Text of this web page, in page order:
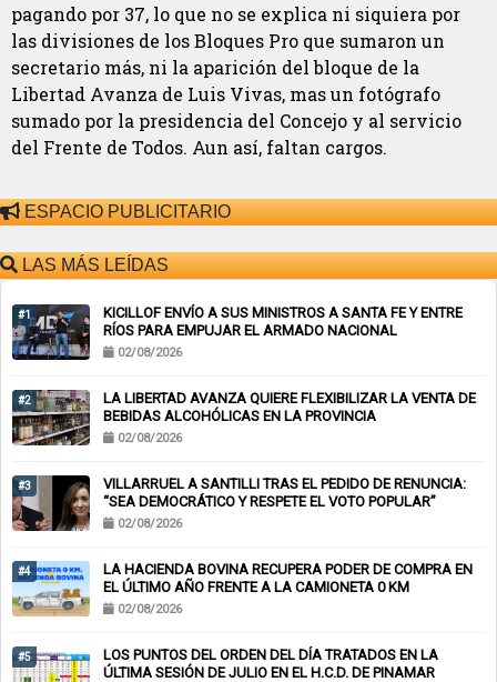
pagando por 37, lo que no se explica ni siquiera por
las divisiones de los Bloques Pro que sumaron un
secretario más, ni la aparición del bloque de la
Libertad Avanza de Luis Vivas, mas un fotógrafo
sumado por la presidencia del Concejo y al servicio
del Frente de Todos. Aun así, faltan cargos.
ESPACIO PUBLICITARIO
LAS MÁS LEÍDAS
#1
KICILLOF ENVÍO A SUS MINISTROS A SANTA FE Y ENTRE
RÍOS PARA EMPUJAR EL ARMADO NACIONAL
02/08/2026
#2
LA LIBERTAD AVANZA QUIERE FLEXIBILIZAR LA VENTA DE
BEBIDAS ALCOHÓLICAS EN LA PROVINCIA
02/08/2026
#3
VILLARRUEL A SANTILLI TRAS EL PEDIDO DE RENUNCIA:
“SEA DEMOCRÁTICO Y RESPETE EL VOTO POPULAR”
02/08/2026
#4
LA HACIENDA BOVINA RECUPERA PODER DE COMPRA EN
EL ÚLTIMO AÑO FRENTE A LA CAMIONETA 0 KM
02/08/2026
#5
LOS PUNTOS DEL ORDEN DEL DÍA TRATADOS EN LA
ÚLTIMA SESIÓN DE JULIO EN EL H.C.D. DE PINAMAR